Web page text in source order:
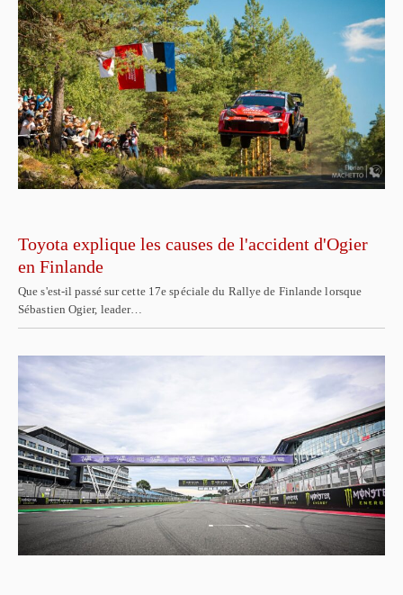
Toyota explique les causes de l'accident d'Ogier
en Finlande
Que s'est-il passé sur cette 17e spéciale du Rallye de Finlande lorsque
Sébastien Ogier, leader…